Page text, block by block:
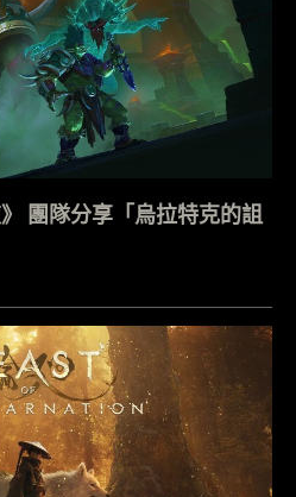
團隊分享「烏拉特克的詛